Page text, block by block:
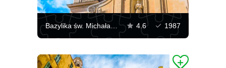
Bazylika św. Michała Archanioła w Mentonie 4.6 1987